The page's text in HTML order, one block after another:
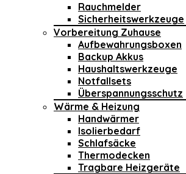
Rauchmelder
Sicherheitswerkzeuge
Vorbereitung Zuhause
Aufbewahrungsboxen
Backup Akkus
Haushaltswerkzeuge
Notfallsets
Überspannungsschutz
Wärme & Heizung
Handwärmer
Isolierbedarf
Schlafsäcke
Thermodecken
Tragbare Heizgeräte